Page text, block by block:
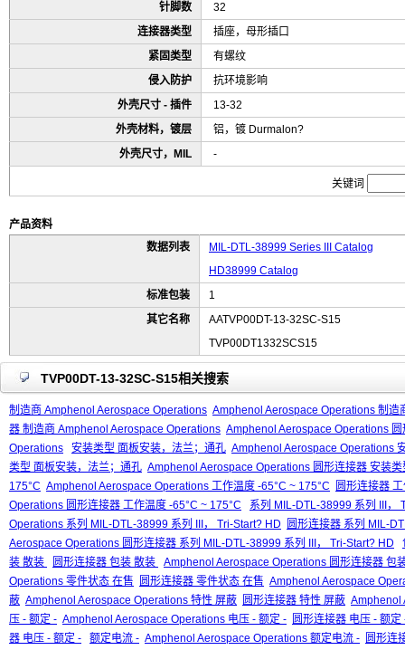
针脚数
32
连接器类型
插座，母形插口
紧固类型
有螺纹
侵入防护
抗环境影响
外壳尺寸 - 插件
13-32
外壳材料，镀层
铝，镀 Durmalon?
外壳尺寸，MIL
-
关键词
产品资料
数据列表
MIL-DTL-38999 Series III Catalog
HD38999 Catalog
标准包装
1
其它名称
AATVP00DT-13-32SC-S15
TVP00DT1332SCS15
TVP00DT-13-32SC-S15相关搜索
制造商 Amphenol Aerospace Operations Amphenol Aerospace Operations 制
器 制造商 Amphenol Aerospace Operations Amphenol Aerospace Operations
Operations
安装类型 面板安装，法兰；通孔 Amphenol Aerospace Operations
类型 面板安装，法兰；通孔 Amphenol Aerospace Operations 圆形连接器 安装
175°C Amphenol Aerospace Operations 工作温度 -65°C ~ 175°C
圆形连接器
Operations 圆形连接器 工作温度 -65°C ~ 175°C
系列 MIL-DTL-38999 系列 III，
Operations 系列 MIL-DTL-38999 系列 III， Tri-Start? HD
圆形连接器 系列 MIL-
Aerospace Operations 圆形连接器 系列 MIL-DTL-38999 系列 III， Tri-Start? HD
装 散装
圆形连接器 包装 散装
Amphenol Aerospace Operations 圆形连接器 包
Operations 零件状态 在售
圆形连接器 零件状态 在售 Amphenol Aerospace
蔽 Amphenol Aerospace Operations 特性 屏蔽 圆形连接器 特性 屏蔽 Amphenol
压 - 额定 - Amphenol Aerospace Operations 电压 - 额定 - 圆形连接器 电压 - 额定
器 电压 - 额定 -
额定电流 - Amphenol Aerospace Operations 额定电流 - 圆形连